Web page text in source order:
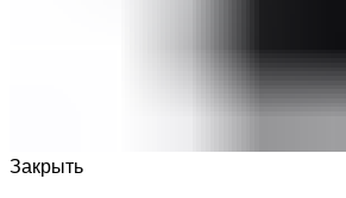
Закрыть